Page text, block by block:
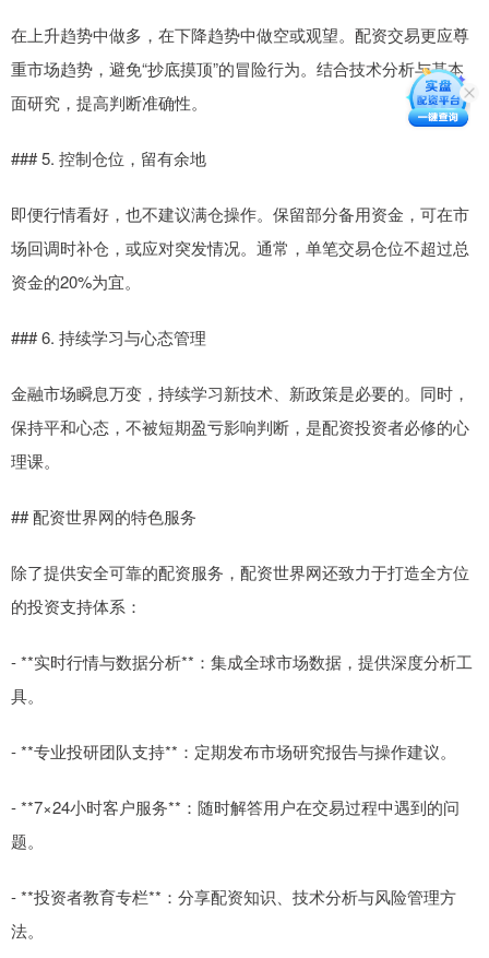
在上升趋势中做多，在下降趋势中做空或观望。配资交易更应尊
重市场趋势，避免“抄底摸顶”的冒险行为。结合技术分析与基本
面研究，提高判断准确性。
### 5. 控制仓位，留有余地
即便行情看好，也不建议满仓操作。保留部分备用资金，可在市
场回调时补仓，或应对突发情况。通常，单笔交易仓位不超过总
资金的20%为宜。
### 6. 持续学习与心态管理
金融市场瞬息万变，持续学习新技术、新政策是必要的。同时，
保持平和心态，不被短期盈亏影响判断，是配资投资者必修的心
理课。
## 配资世界网的特色服务
除了提供安全可靠的配资服务，配资世界网还致力于打造全方位
的投资支持体系：
- **实时行情与数据分析**：集成全球市场数据，提供深度分析工
具。
- **专业投研团队支持**：定期发布市场研究报告与操作建议。
- **7×24小时客户服务**：随时解答用户在交易过程中遇到的问
题。
- **投资者教育专栏**：分享配资知识、技术分析与风险管理方
法。